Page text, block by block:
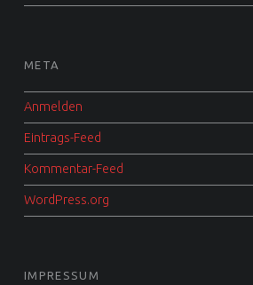
META
Anmelden
Eintrags-Feed
Kommentar-Feed
WordPress.org
IMPRESSUM